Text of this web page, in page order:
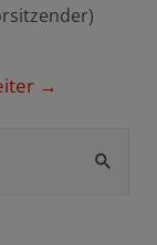
→